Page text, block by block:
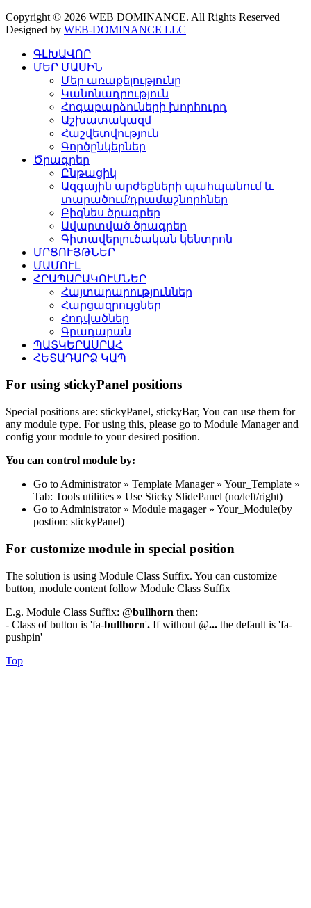
Copyright © 2026 WEB DOMINANCE. All Rights Reserved
Designed by WEB-DOMINANCE LLC
ԳԼԽԱՎՈՐ
ՄԵՐ ՄԱՍԻՆ
Մեր առաքելությունը
Կանոնադրություն
Հոգաբարձուների խորհուրդ
Աշխատակազմ
Հաշվետվություն
Գործընկերներ
Ծրագրեր
Ընթացիկ
Ազգային արժեքների պահպանում և
տարածում/դրամաշնորհներ
Բիզնես ծրագրեր
Ավարտված ծրագրեր
Գիտավերլուծական կենտրոն
ՄՐՑՈՒՅԹՆԵՐ
ՄԱՄՈՒԼ
ՀՐԱՊԱՐԱԿՈՒՄՆԵՐ
Հայտարարություններ
Հարցազրույցներ
Հոդվածներ
Գրադարան
ՊԱՏԿԵՐԱՍՐԱՀ
ՀԵՏԱԴԱՐՁ ԿԱՊ
For using stickyPanel positions
Special positions are: stickyPanel, stickyBar, You can use them for
any module type. For using this, please go to Module Manager and
config your module to your desired position.
You can control module by:
Go to Administrator » Template Manager » Your_Template »
Tab: Tools utilities » Use Sticky SlidePanel (no/left/right)
Go to Administrator » Module magager » Your_Module(by
postion: stickyPanel)
For customize module in special position
The solution is using Module Class Suffix. You can customize
button, module content follow Module Class Suffix
E.g. Module Class Suffix: @bullhorn then:
- Class of button is 'fa-bullhorn'. If without @... the default is 'fa-
pushpin'
Top